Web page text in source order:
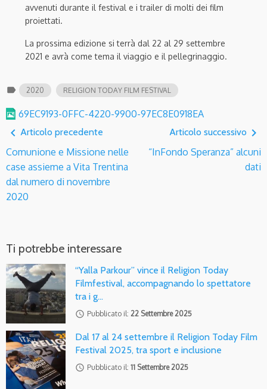
avvenuti durante il festival e i trailer di molti dei film
proiettati.
La prossima edizione si terrà dal 22 al 29 settembre
2021 e avrà come tema il viaggio e il pellegrinaggio.
label 2020 RELIGION TODAY FILM FESTIVAL
69EC9193-0FFC-4220-9900-97EC8E0918EA
navigate_before Articolo precedente
Comunione e Missione nelle
case assieme a Vita Trentina
dal numero di novembre
2020
Articolo successivo navigate_next
“InFondo Speranza” alcuni
dati
Ti potrebbe interessare
“Yalla Parkour” vince il Religion Today
Filmfestival, accompagnando lo spettatore
tra i g…
access_time Pubblicato il: 22 Settembre 2025
Dal 17 al 24 settembre il Religion Today Film
Festival 2025, tra sport e inclusione
access_time Pubblicato il: 11 Settembre 2025